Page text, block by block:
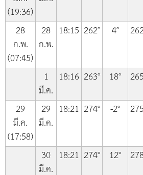
(19:36)
28
ก.พ.
(07:45)
28
ก.พ.
18:15 262° 4°
1
มี.ค.
18:16 263° 18°
29
มี.ค.
(17:58)
29
มี.ค.
18:21 274° -2°
30
มี.ค.
18:21 274° 12°